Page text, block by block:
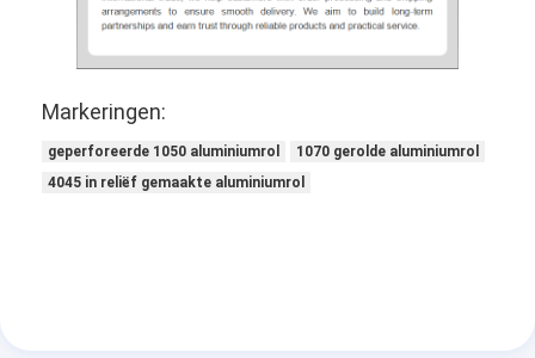
Markeringen:
geperforeerde 1050 aluminiumrol
1070 gerolde aluminiumrol
4045 in reliëf gemaakte aluminiumrol